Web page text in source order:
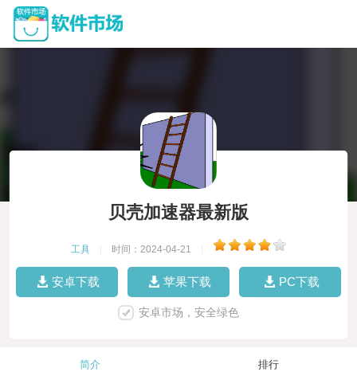
贝壳加速器最新版
工具 时间：2024-04-21
安卓下载 苹果下载 PC下载
安卓市场，安全绿色
简介 排行